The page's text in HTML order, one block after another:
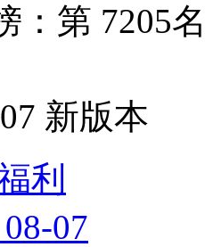
： 第 7205
新版本
利
08-07